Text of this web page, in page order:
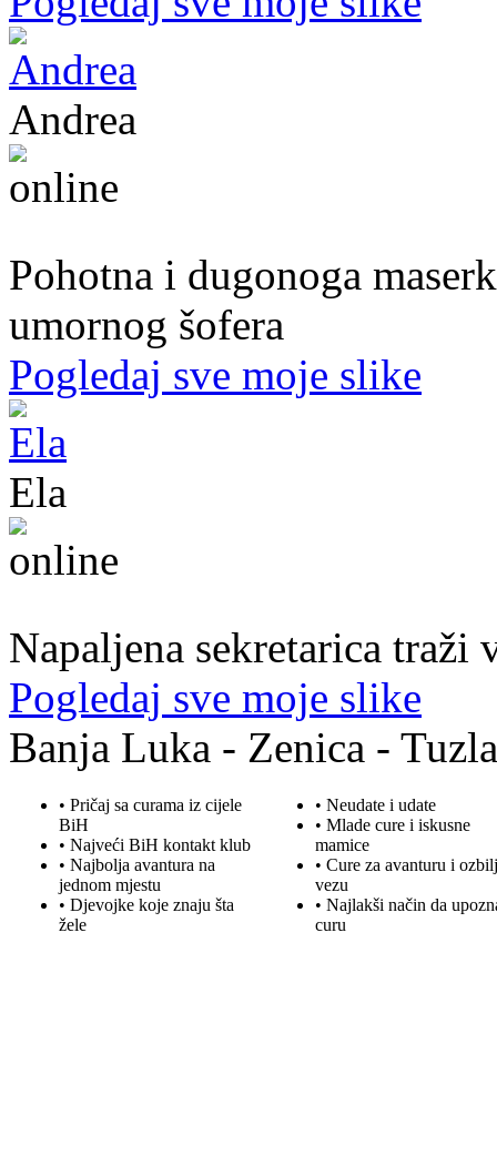
Andrea
Pohotna i dugonoga
umornog šofera
Pogledaj sve moje slike
Ela
Napaljena sekretarica
Pogledaj sve moje slike
Banja Luka - Zenica -
• Pričaj sa curama iz cijele
BiH
• Najveći BiH kontakt klub
• Najbolja avantura na
jednom mjestu
• Djevojke koje znaju šta
žele
• Neudate i udate
• Mlade cure i iskusne
mamice
• Cure za avanturu i
vezu
• Najlakši način da
curu